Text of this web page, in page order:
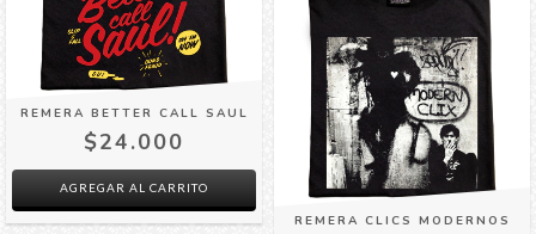
REMERA BETTER CALL SAUL
$24.000
AGREGAR AL CARRITO
REMERA CLICS MODERNOS